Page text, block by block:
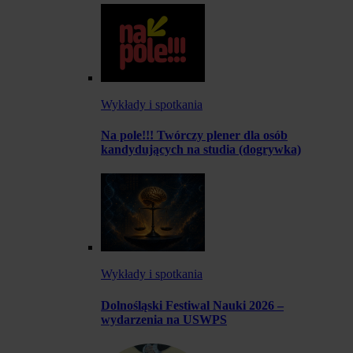
Wykłady i spotkania
Na pole!!! Twórczy plener dla osób
kandydujących na studia (dogrywka)
Wykłady i spotkania
Dolnośląski Festiwal Nauki 2026 –
wydarzenia na USWPS